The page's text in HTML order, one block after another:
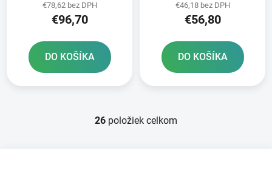
spojky CLIP
€78,62 bez DPH
€96,70
DO KOŠÍKA
spojky CLIP
€46,18 bez DPH
€56,80
DO KOŠÍKA
O
26 položiek celkom